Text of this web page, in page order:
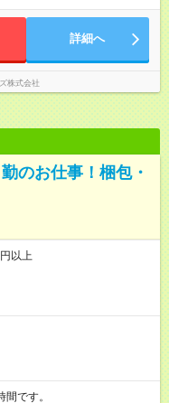
仕事も可能。
詳細へ
株式会社
のお仕事！梱包・
以上
時間です。